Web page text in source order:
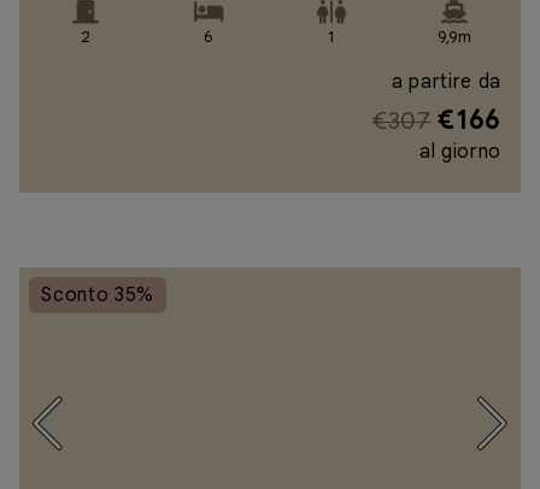
2 6 1 9,9m
a partire da
€307 €166
al giorno
Sconto 35%